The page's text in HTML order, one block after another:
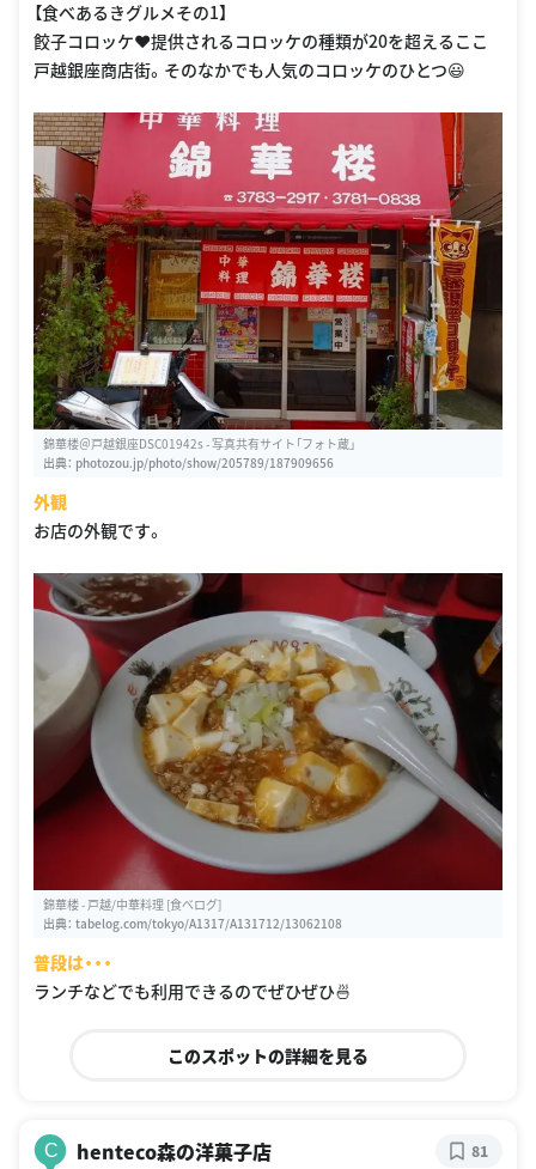
【食べあるきグルメその1】
餃子コロッケ♥提供されるコロッケの種類が20を超えるここ
戸越銀座商店街。そのなかでも人気のコロッケのひとつ😃
錦華楼＠戸越銀座DSC01942s - 写真共有サイト「フォト蔵」
出典： photozou.jp/photo/show/205789/187909656
外観
お店の外観です。
錦華楼 - 戸越/中華料理 [食べログ]
出典： tabelog.com/tokyo/A1317/A131712/13062108
普段は・・・
ランチなどでも利用できるのでぜひぜひ🍜
このスポットの詳細を見る
C henteco森の洋菓子店 81